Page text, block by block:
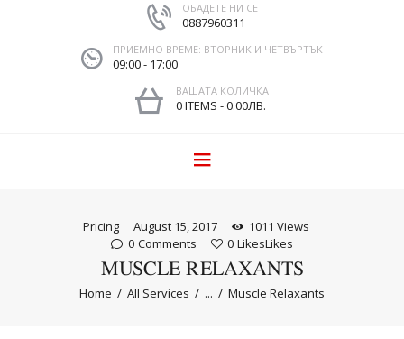
ОБАДЕТЕ НИ СЕ
0887960311
ПРИЕМНО ВРЕМЕ: ВТОРНИК И ЧЕТВЪРТЪК
09:00 - 17:00
ВАШАТА КОЛИЧКА
0 ITEMS -0.00ЛВ.
Pricing August 15, 2017 1011 Views
0 Comments 0 LikesLikes
MUSCLE RELAXANTS
Home All Services ... Muscle Relaxants